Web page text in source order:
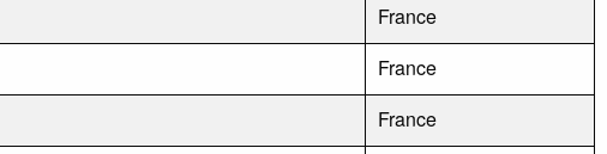
France
France
France